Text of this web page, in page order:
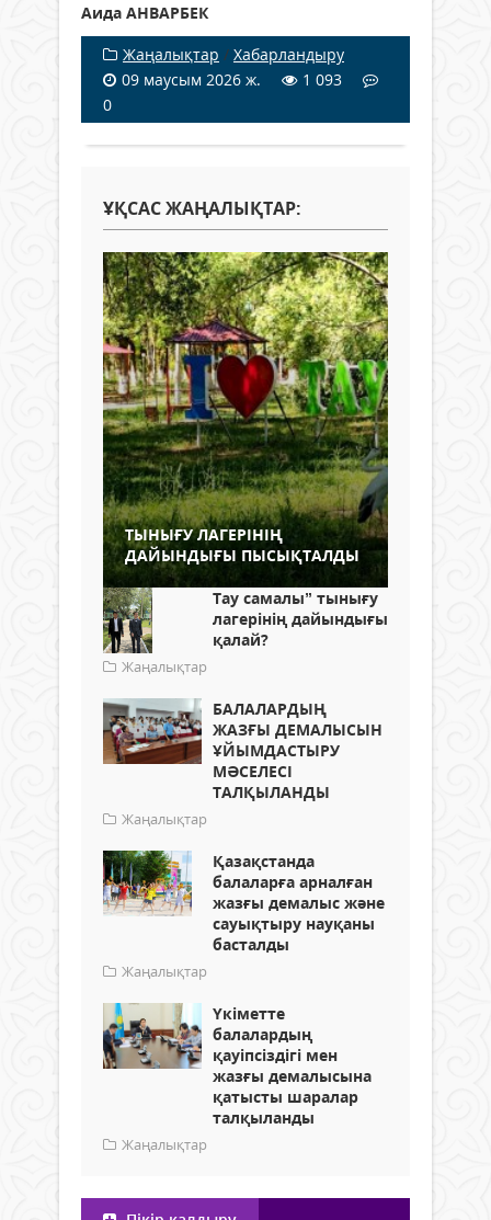
Аида АНВАРБЕК
Жаңалықтар / Хабарландыру
09 маусым 2026 ж.
1 093
0
ҰҚСАС ЖАҢАЛЫҚТАР:
ТЫНЫҒУ ЛАГЕРІНІҢ
ДАЙЫНДЫҒЫ ПЫСЫҚТАЛДЫ
Тау самалы” тынығу
лагерінің дайындығы
қалай?
Жаңалықтар
БАЛАЛАРДЫҢ
ЖАЗҒЫ ДЕМАЛЫСЫН
ҰЙЫМДАСТЫРУ
МӘСЕЛЕСІ
ТАЛҚЫЛАНДЫ
Жаңалықтар
Қазақстанда
балаларға арналған
жазғы демалыс және
сауықтыру науқаны
басталды
Жаңалықтар
Үкіметте
балалардың
қауіпсіздігі мен
жазғы демалысына
қатысты шаралар
талқыланды
Жаңалықтар